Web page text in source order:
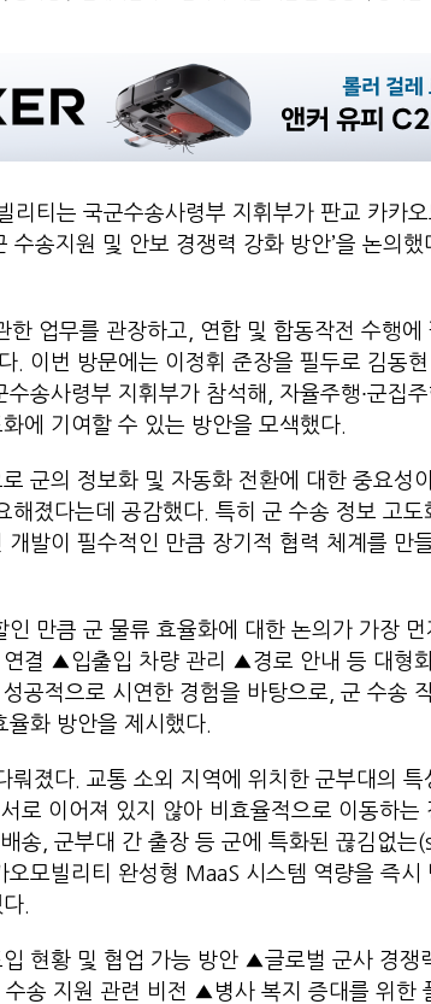
리티는 국군수송사령부 지휘부가 판교 카카
수송지원 및 안보 경쟁력 강화 방안’을 논의
한 업무를 관장하고, 연합 및 합동작전 수행에
. 이번 방문에는 이정휘 준장을 필두로 김동현
송사령부 지휘부가 참석해, 자율주행∙군집
에 기여할 수 있는 방안을 모색했다.
군의 정보화 및 자동화 전환에 대한 중요성
해졌다는데 공감했다. 특히 군 수송 정보 고도
발이 필수적인 만큼 장기적 협력 체계를 만
만큼 군 물류 효율화에 대한 논의가 가장 먼
결 ▲입출입 차량 관리 ▲경로 안내 등 대형
공적으로 시연한 경험을 바탕으로, 군 수송
화 방안을 제시했다.
뤄졌다. 교통 소외 지역에 위치한 군부대의 특
로 이어져 있지 않아 비효율적으로 이동하는
송, 군부대 간 출장 등 군에 특화된 끊김없는
모빌리티 완성형 MaaS 시스템 역량을 즉시
.
현황 및 협업 가능 방안 ▲글로벌 군사 경쟁
송 지원 관련 비전 ▲병사 복지 증대를 위한